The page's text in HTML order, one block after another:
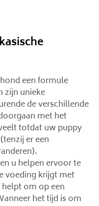
een formule
zijn unieke
de verschillende
met het
totdat uw puppy
er een
u helpen ervoor te
voeding krijgt met
om op een
het tijd is om